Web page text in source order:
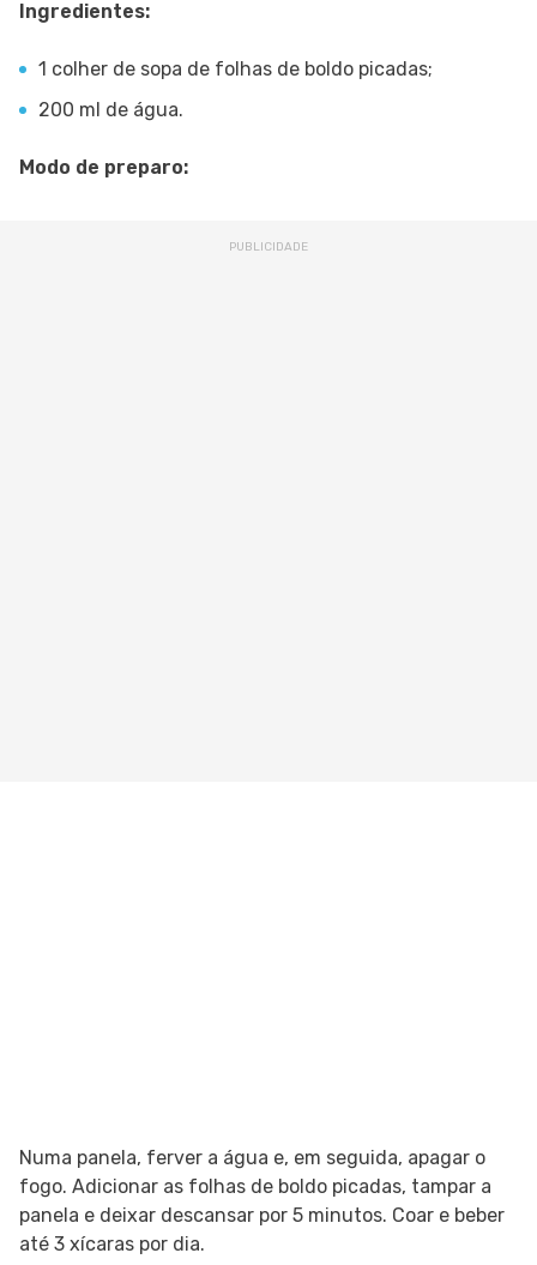
Ingredientes:
1 colher de sopa de folhas de boldo picadas;
200 ml de água.
Modo de preparo:
Numa panela, ferver a água e, em seguida, apagar o
fogo. Adicionar as folhas de boldo picadas, tampar a
panela e deixar descansar por 5 minutos. Coar e beber
até 3 xícaras por dia.